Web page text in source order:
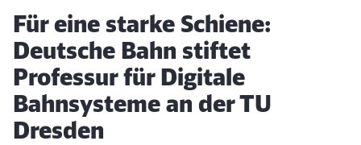
Artikel:
Für eine starke Schiene:
Deutsche Bahn stiftet
Professur für Digitale
Bahnsysteme an der TU
Dresden